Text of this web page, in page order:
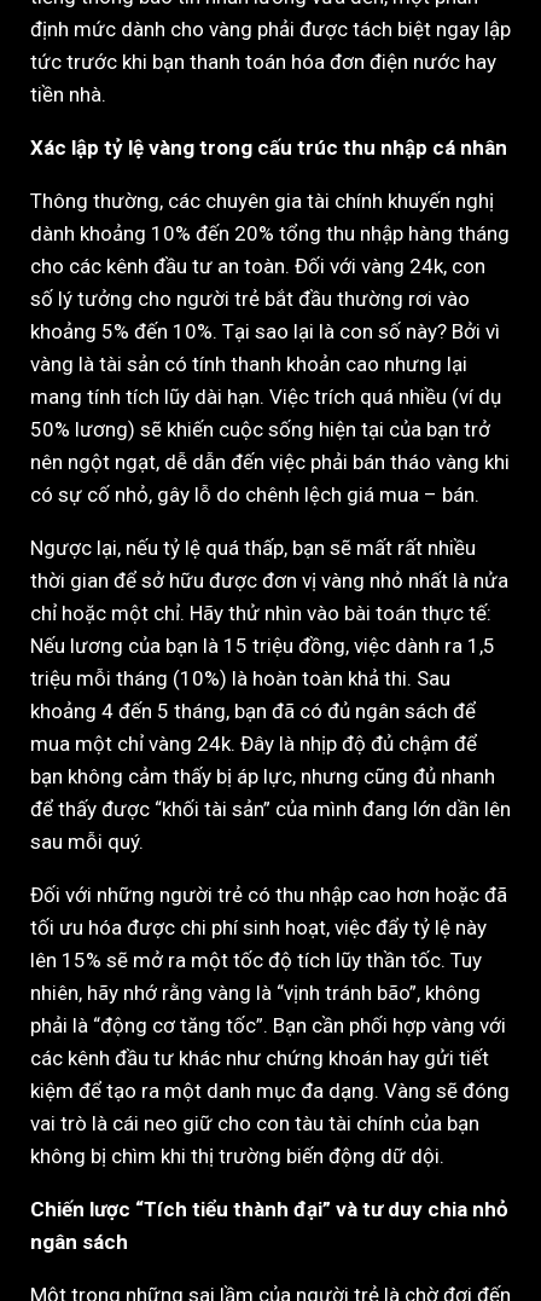
định mức dành cho vàng phải được tách biệt ngay lập
tức trước khi bạn thanh toán hóa đơn điện nước hay
tiền nhà.
Xác lập tỷ lệ vàng trong cấu trúc thu nhập cá nhân
Thông thường, các chuyên gia tài chính khuyến nghị
dành khoảng 10% đến 20% tổng thu nhập hàng tháng
cho các kênh đầu tư an toàn. Đối với vàng 24k, con
số lý tưởng cho người trẻ bắt đầu thường rơi vào
khoảng 5% đến 10%. Tại sao lại là con số này? Bởi vì
vàng là tài sản có tính thanh khoản cao nhưng lại
mang tính tích lũy dài hạn. Việc trích quá nhiều (ví dụ
50% lương) sẽ khiến cuộc sống hiện tại của bạn trở
nên ngột ngạt, dễ dẫn đến việc phải bán tháo vàng khi
có sự cố nhỏ, gây lỗ do chênh lệch giá mua – bán.
Ngược lại, nếu tỷ lệ quá thấp, bạn sẽ mất rất nhiều
thời gian để sở hữu được đơn vị vàng nhỏ nhất là nửa
chỉ hoặc một chỉ. Hãy thử nhìn vào bài toán thực tế:
Nếu lương của bạn là 15 triệu đồng, việc dành ra 1,5
triệu mỗi tháng (10%) là hoàn toàn khả thi. Sau
khoảng 4 đến 5 tháng, bạn đã có đủ ngân sách để
mua một chỉ vàng 24k. Đây là nhịp độ đủ chậm để
bạn không cảm thấy bị áp lực, nhưng cũng đủ nhanh
để thấy được “khối tài sản” của mình đang lớn dần lên
sau mỗi quý.
Đối với những người trẻ có thu nhập cao hơn hoặc đã
tối ưu hóa được chi phí sinh hoạt, việc đẩy tỷ lệ này
lên 15% sẽ mở ra một tốc độ tích lũy thần tốc. Tuy
nhiên, hãy nhớ rằng vàng là “vịnh tránh bão”, không
phải là “động cơ tăng tốc”. Bạn cần phối hợp vàng với
các kênh đầu tư khác như chứng khoán hay gửi tiết
kiệm để tạo ra một danh mục đa dạng. Vàng sẽ đóng
vai trò là cái neo giữ cho con tàu tài chính của bạn
không bị chìm khi thị trường biến động dữ dội.
Chiến lược “Tích tiểu thành đại” và tư duy chia nhỏ
ngân sách
Một trong những sai lầm của người trẻ là chờ đợi đến